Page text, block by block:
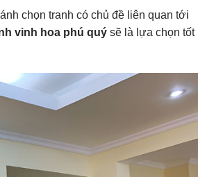
chọn tranh có chủ đề liên quan tới
vinh hoa phú quý sẽ là lựa chọn tốt